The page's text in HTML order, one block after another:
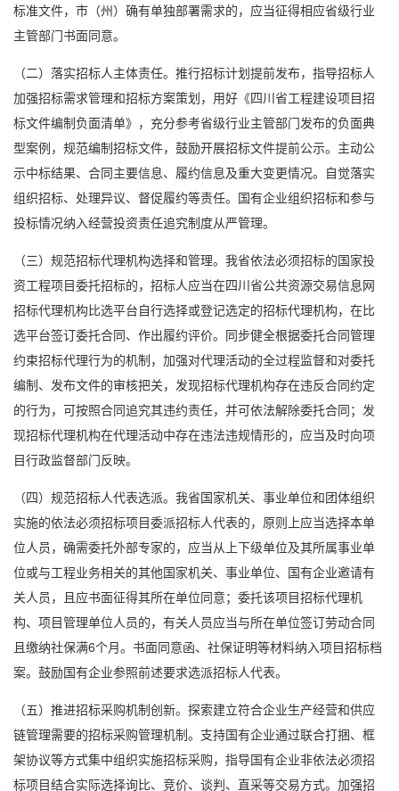
标准文件，市（州）确有单独部署需求的，应当征得相应省级行业
主管部门书面同意。
（二）落实招标人主体责任。推行招标计划提前发布，指导招标人
加强招标需求管理和招标方案策划，用好《四川省工程建设项目招
标文件编制负面清单》，充分参考省级行业主管部门发布的负面典
型案例，规范编制招标文件，鼓励开展招标文件提前公示。主动公
示中标结果、合同主要信息、履约信息及重大变更情况。自觉落实
组织招标、处理异议、督促履约等责任。国有企业组织招标和参与
投标情况纳入经营投资责任追究制度从严管理。
（三）规范招标代理机构选择和管理。我省依法必须招标的国家投
资工程项目委托招标的，招标人应当在四川省公共资源交易信息网
招标代理机构比选平台自行选择或登记选定的招标代理机构，在比
选平台签订委托合同、作出履约评价。同步健全根据委托合同管理
约束招标代理行为的机制，加强对代理活动的全过程监督和对委托
编制、发布文件的审核把关，发现招标代理机构存在违反合同约定
的行为，可按照合同追究其违约责任，并可依法解除委托合同；发
现招标代理机构在代理活动中存在违法违规情形的，应当及时向项
目行政监督部门反映。
（四）规范招标人代表选派。我省国家机关、事业单位和团体组织
实施的依法必须招标项目委派招标人代表的，原则上应当选择本单
位人员，确需委托外部专家的，应当从上下级单位及其所属事业单
位或与工程业务相关的其他国家机关、事业单位、国有企业邀请有
关人员，且应书面征得其所在单位同意；委托该项目招标代理机
构、项目管理单位人员的，有关人员应当与所在单位签订劳动合同
且缴纳社保满6个月。书面同意函、社保证明等材料纳入项目招标档
案。鼓励国有企业参照前述要求选派招标人代表。
（五）推进招标采购机制创新。探索建立符合企业生产经营和供应
链管理需要的招标采购管理机制。支持国有企业通过联合打捆、框
架协议等方式集中组织实施招标采购，指导国有企业非依法必须招
标项目结合实际选择询比、竞价、谈判、直采等交易方式。加强招